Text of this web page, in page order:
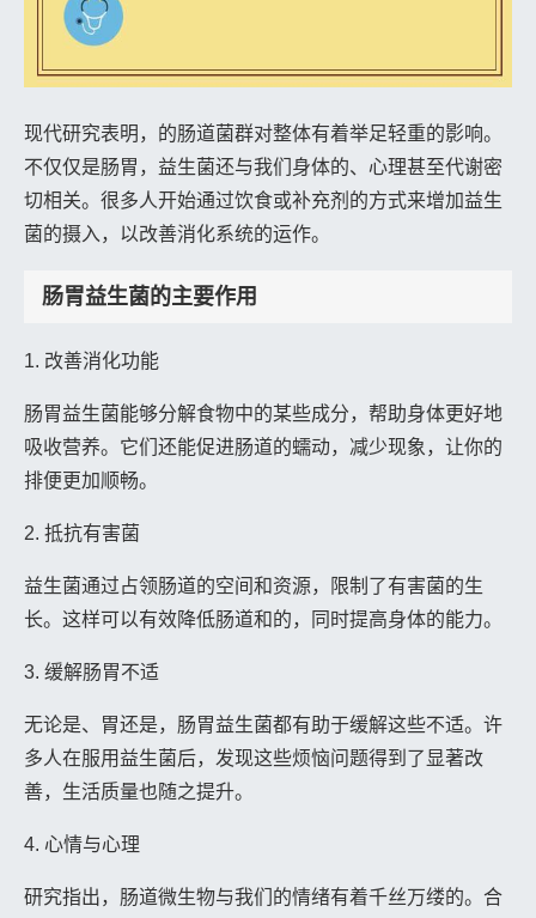
现代研究表明，的肠道菌群对整体有着举足轻重的影响。
不仅仅是肠胃，益生菌还与我们身体的、心理甚至代谢密
切相关。很多人开始通过饮食或补充剂的方式来增加益生
菌的摄入，以改善消化系统的运作。
肠胃益生菌的主要作用
1. 改善消化功能
肠胃益生菌能够分解食物中的某些成分，帮助身体更好地
吸收营养。它们还能促进肠道的蠕动，减少现象，让你的
排便更加顺畅。
2. 抵抗有害菌
益生菌通过占领肠道的空间和资源，限制了有害菌的生
长。这样可以有效降低肠道和的，同时提高身体的能力。
3. 缓解肠胃不适
无论是、胃还是，肠胃益生菌都有助于缓解这些不适。许
多人在服用益生菌后，发现这些烦恼问题得到了显著改
善，生活质量也随之提升。
4. 心情与心理
研究指出，肠道微生物与我们的情绪有着千丝万缕的。合